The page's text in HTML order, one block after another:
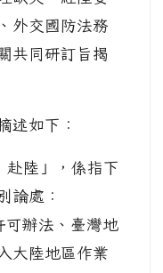
外交國防法務
共同研訂旨揭
述如下：
赴陸」，係指下
論處：
可辦法、臺灣地
大陸地區作業